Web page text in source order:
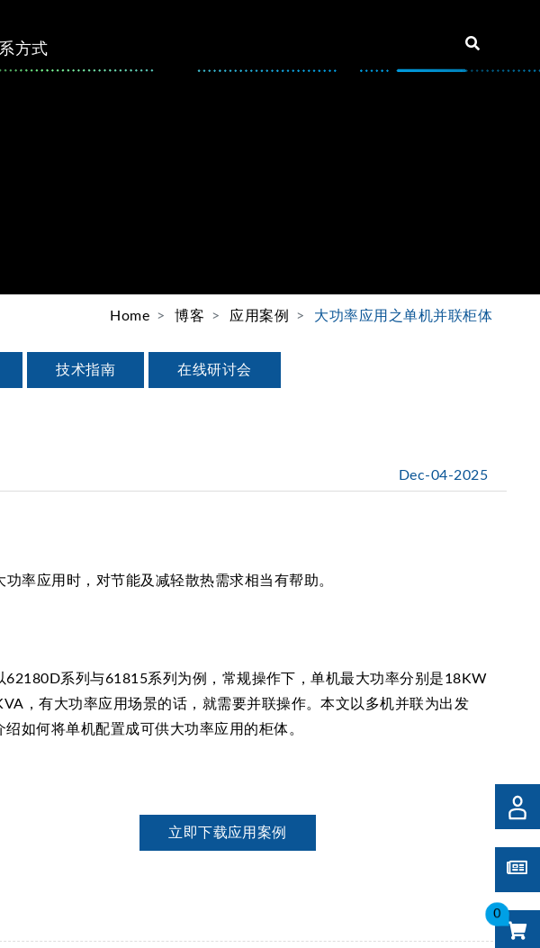
方式
0
Home 博客 应用案例 大功率应用之单机并联柜体
技术指南 在线研讨会
Dec-04-2025
率应用时，对节能及减轻散热需求相当有帮助。
62180D系列与61815系列为例，常规操作下，单机最大功率分别是18KW
，有大功率应用场景的话，就需要并联操作。本文以多机并联为出发
绍如何将单机配置成可供大功率应用的柜体。
立即下载应用案例